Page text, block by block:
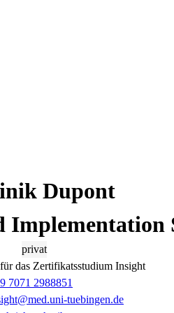
Dupont
Implementation
privat
das Zertifikatsstudium Insight
7071 2988851
tuebingen.de